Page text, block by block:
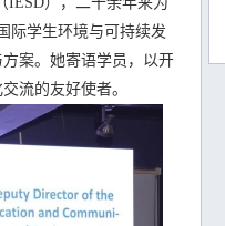
际学生环境与可持续发
案。她寄语学员，以开
流的友好使者。